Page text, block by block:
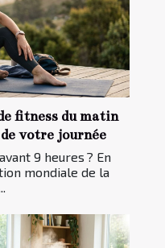
fitness du matin
votre journée
9 heures ? En
mondiale de la